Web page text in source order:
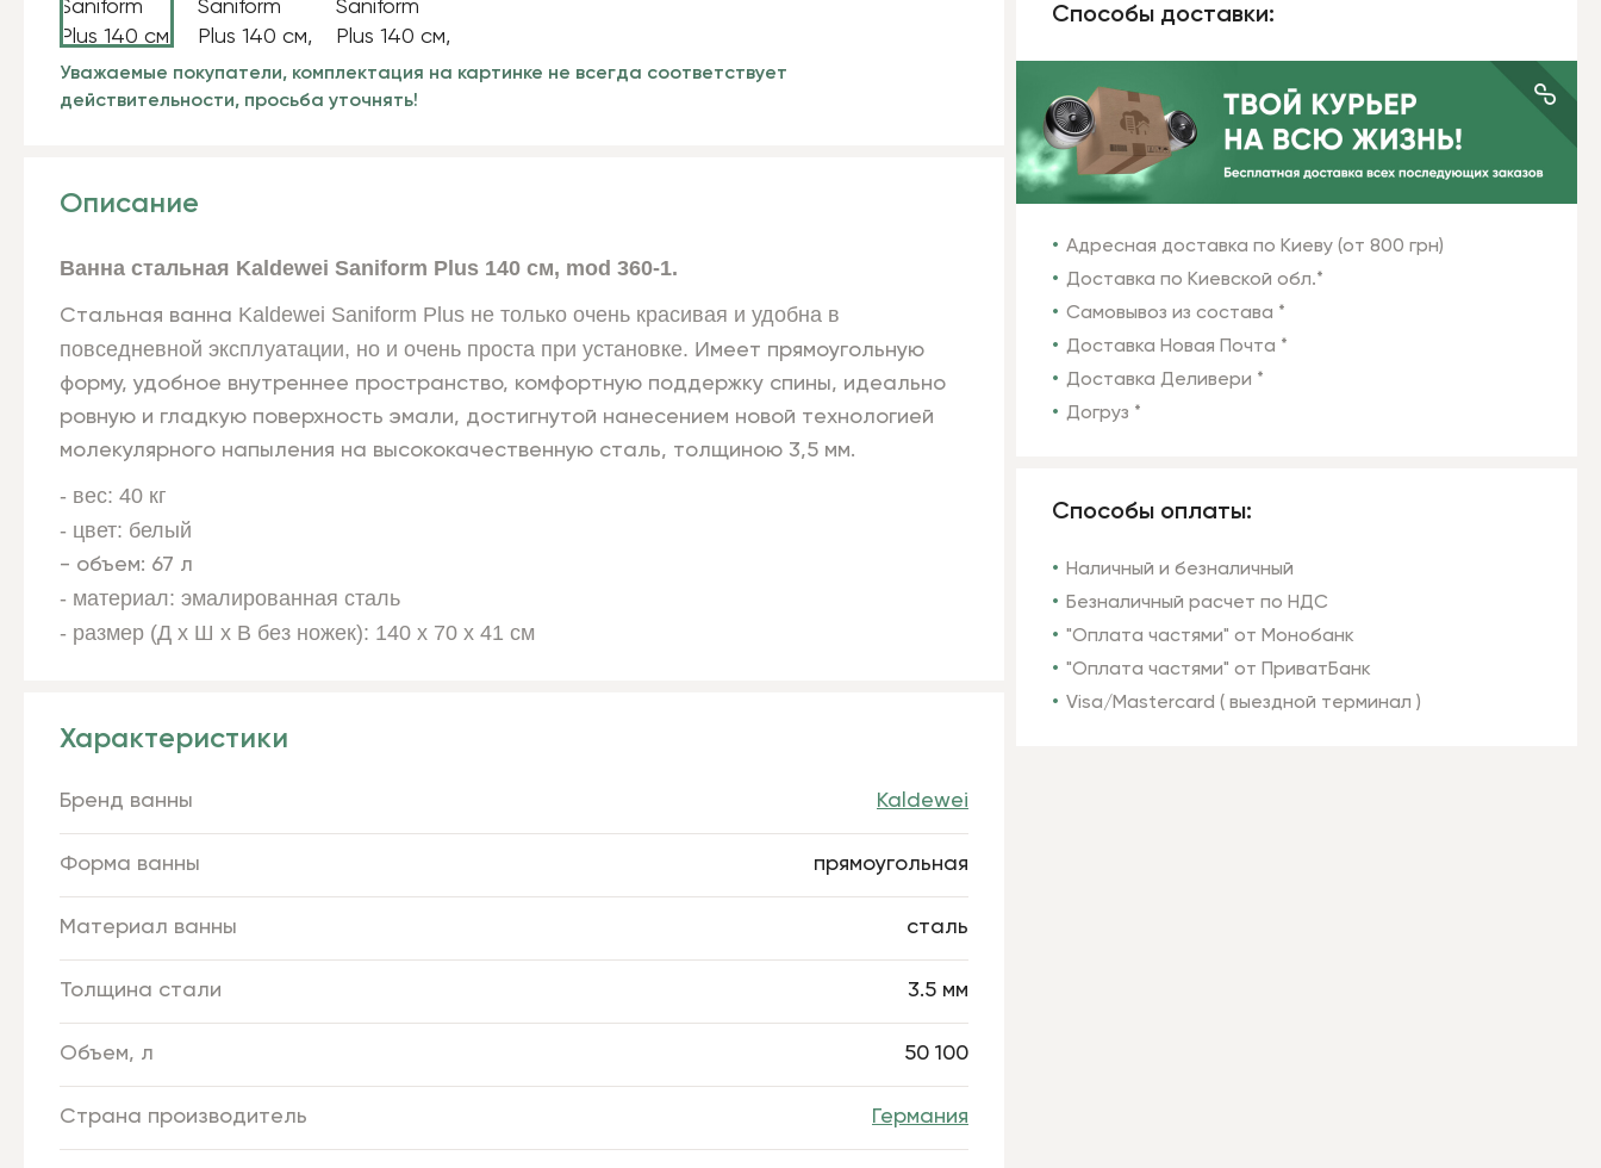
Уважаемые покупатели, комплектация на картинке не всегда соответствует
действительности, просьба уточнять!
Способы доставки:
Адресная доставка по Киеву (от 800 грн)
Доставка по Киевской обл.*
Самовывоз из состава *
Доставка Новая Почта *
Доставка Деливери *
Догруз *
Способы оплаты:
Наличный и безналичный
Безналичный расчет по НДС
"Оплата частями" от Монобанк
"Оплата частями" от ПриватБанк
Visa/Mastercard ( выездной терминал )
Описание
Ванна стальная Kaldewei Saniform Plus 140 см, mod 360-1.
Стальная ванна Kaldewei Saniform Plus не только очень красивая и удобна в
повседневной эксплуатации, но и очень проста при установке. Имеет прямоугольную
форму, удобное внутреннее пространство, комфортную поддержку спины, идеально
ровную и гладкую поверхность эмали, достигнутой нанесением новой технологией
молекулярного напыления на высококачественную сталь, толщиною 3,5 мм.
- вес: 40 кг
- цвет: белый
- объем: 67 л
- материал: эмалированная сталь
- размер (Д х Ш х В без ножек): 140 х 70 х 41 см
Характеристики
Бренд ванны Kaldewei
Форма ванны прямоугольная
Материал ванны сталь
Толщина стали 3.5 мм
Объем, л 50 100
Страна производитель Германия